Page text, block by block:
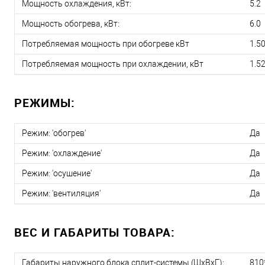
Мощность охлаждения, кВт: 5.2
Мощность обогрева, кВт: 6.0
Потребляемая мощность при обогреве кВт 1.50
Потребляемая мощность при охлаждении, кВт 1.52
РЕЖИМЫ:
Режим: 'обогрев' Да
Режим: 'охлаждение' Да
Режим: 'осушение' Да
Режим: 'вентиляция' Да
ВЕС И ГАБАРИТЫ ТОВАРА:
Габариты наружного блока сплит-системы (ШxВxГ):